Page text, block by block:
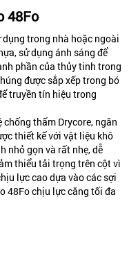
48Fo
trong nhà hoặc ngoài
sử dụng ánh sáng để
phần của thủy tinh trong
được sắp xếp trong bó
truyền tín hiệu trong
chống thấm Drycore, ngăn
thiết kế với vật liệu khô
nhỏ gọn và rất nhẹ, dễ
thiểu tải trọng trên cột vì
lực cao dựa vào các sợi
48Fochịu lực căng tối đa